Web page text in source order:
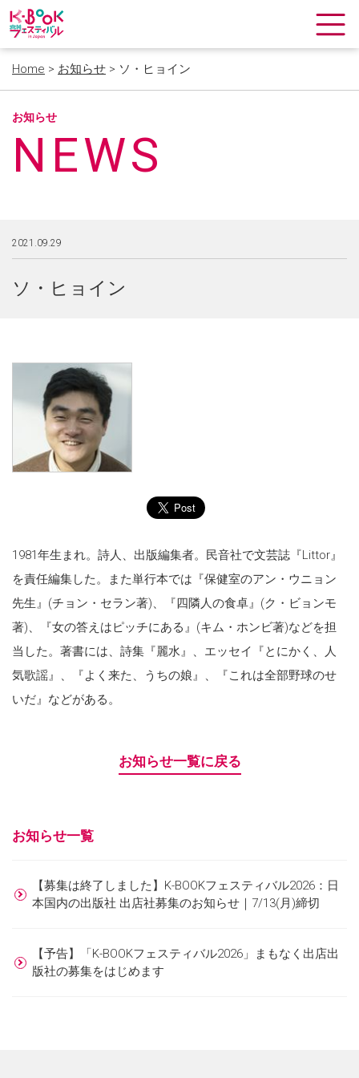
Home > お知らせ > ソ・ヒョイン
お知らせ
NEWS
2021.09.29
ソ・ヒョイン
1981年生まれ。詩人、出版編集者。民音社で文芸誌『Littor』
を責任編集した。また単行本では『保健室のアン・ウニョン
先生』(チョン・セラン著)、『四隣人の食卓』(ク・ビョンモ
著)、『女の答えはピッチにある』(キム・ホンビ著)などを担
当した。著書には、詩集『麗水』、エッセイ『とにかく、人
気歌謡』、『よく来た、うちの娘』、『これは全部野球のせ
いだ』などがある。
お知らせ一覧に戻る
お知らせ⼀覧
【募集は終了しました】K-BOOKフェスティバル2026：日
本国内の出版社 出店社募集のお知らせ｜7/13(月)締切
【予告】「K-BOOKフェスティバル2026」まもなく出店出
版社の募集をはじめます